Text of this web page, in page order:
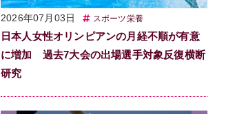
2026年07月03日 スポーツ栄養
日本人女性オリンピアンの月経不順が有意
に増加 過去7大会の出場選手対象反復横断
研究